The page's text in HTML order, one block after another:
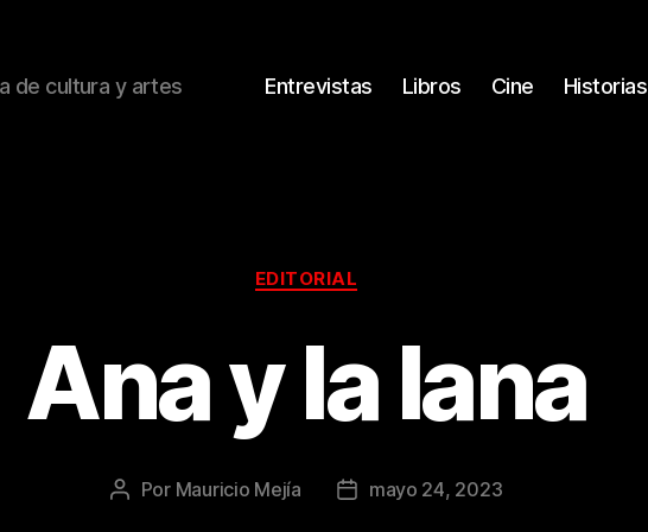
de cultura y artes Entrevistas Libros Cine Historias
Categorías
EDITORIAL
Ana y la lana
Autor
Por Mauricio Mejía
Fechamayo 24, 2023